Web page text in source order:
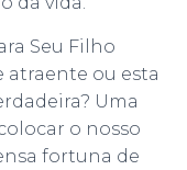
Seu Filho
atraente ou esta
Uma
o nosso
fortuna de